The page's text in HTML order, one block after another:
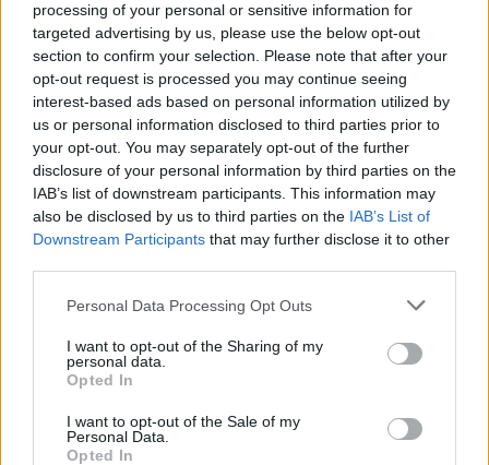
processing of your personal or sensitive information for
targeted advertising by us, please use the below opt-out
section to confirm your selection. Please note that after your
opt-out request is processed you may continue seeing
interest-based ads based on personal information utilized by
us or personal information disclosed to third parties prior to
your opt-out. You may separately opt-out of the further
disclosure of your personal information by third parties on the
IAB’s list of downstream participants. This information may
also be disclosed by us to third parties on the IAB’s List of
Downstream Participants that may further disclose it to other
Please note that this website/app uses one or more Google
not limited to your visit or usage behaviour. You may click to
grant or deny consent to Google and its third-party tags to
use your data for below specified purposes in below Google
consent section.
Personal Data Processing Opt Outs
I want to opt-out of the Sharing of my
personal data.
Opted In
I want to opt-out of the Sale of my
Personal Data.
Opted In
Αν τα χάσατε
Marfin: Απολογείται
σήμερα η 46χρονη που
έφτασε από τη Βρετανία –
Η μεταγωγή στην Ελλάδα
και τα στοιχεία που την
πάρκου για τη φωτιά